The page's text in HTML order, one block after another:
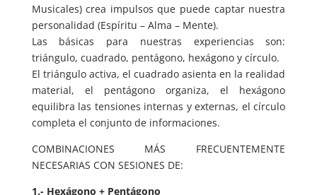
Musicales) crea impulsos que puede captar nuestra
personalidad (Espíritu – Alma – Mente).
Las básicas para nuestras experiencias son:
triángulo, cuadrado, pentágono, hexágono y círculo.
El triángulo activa, el cuadrado asienta en la realidad
material, el pentágono organiza, el hexágono
equilibra las tensiones internas y externas, el círculo
completa el conjunto de informaciones.
COMBINACIONES MÁS FRECUENTEMENTE
NECESARIAS CON SESIONES DE:
1.- Hexágono + Pentágono